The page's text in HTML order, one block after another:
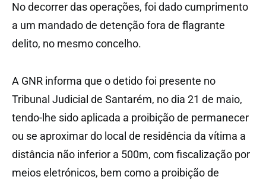
No decorrer das operações, foi dado cumprimento
a um mandado de detenção fora de flagrante
delito, no mesmo concelho.
A GNR informa que o detido foi presente no
Tribunal Judicial de Santarém, no dia 21 de maio,
tendo-lhe sido aplicada a proibição de permanecer
ou se aproximar do local de residência da vítima a
distância não inferior a 500m, com fiscalização por
meios eletrónicos, bem como a proibição de